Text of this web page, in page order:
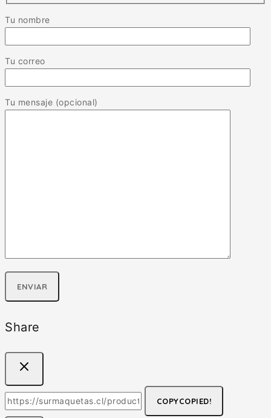
Tu nombre
Tu correo
Tu mensaje (opcional)
Share
COPYCOPIED!